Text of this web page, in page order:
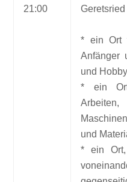
21:00
* ein Ort
Anfänger
und
* ein Ort
und
* ein Ort,